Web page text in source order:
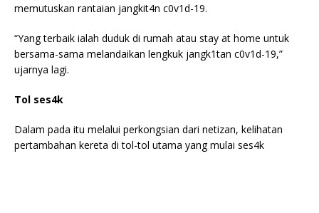
memutuskan rantaian jangkit4n c0v1d-19.
“Yang terbaik ialah duduk di rumah atau stay at home untuk
bersama-sama melandaikan lengkuk jangk1tan c0v1d-19,”
ujarnya lagi.
Tol ses4k
Dalam pada itu melalui perkongsian dari netizan, kelihatan
pertambahan kereta di tol-tol utama yang mulai ses4k